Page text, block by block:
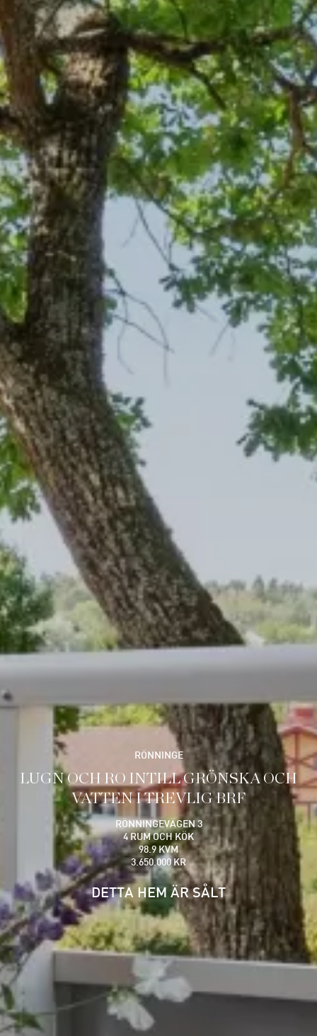
RÖNNINGE
LUGN OCH RO INTILL GRÖNSKA OCH
VATTEN I TREVLIG BRF
RÖNNINGEVÄGEN 3
4 RUM OCH KÖK
98.9 KVM
3.650.000 KR
DETTA HEM ÄR SÅLT